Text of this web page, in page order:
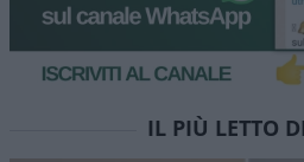
IL PIÙ LETTO